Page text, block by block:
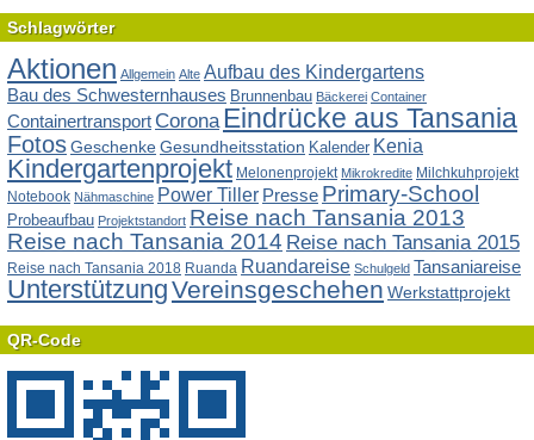
Schlagwörter
Aktionen Allgemein Alte Aufbau des Kindergartens
Bau des Schwesternhauses Brunnenbau Bäckerei Container
Containertransport Corona Eindrücke aus Tansania
FotosGeschenkeGesundheitsstation Kalender Kenia
Kindergartenprojekt Melonenprojekt Mikrokredite Milchkuhprojekt
Notebook Nähmaschine Power Tiller Presse Primary-School
Probeaufbau Projektstandort Reise nach Tansania 2013
Reise nach Tansania 2014 Reise nach Tansania 2015
Reise nach Tansania 2018 Ruanda Ruandareise Schulgeld Tansaniareise
UnterstützungVereinsgeschehen Werkstattprojekt
QR-Code